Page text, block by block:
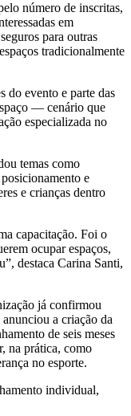
número de inscritas,
em
para outras
tradicionalmente
do evento e parte das
— cenário que
especializada no
temas como
e
e crianças dentro
capacitação. Foi o
ocupar espaços,
destaca Carina Santi,
já confirmou
a criação da
de seis meses
na prática, como
no esporte.
individual,